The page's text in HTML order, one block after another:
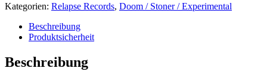
Kategorien: Relapse Records, Doom / Stoner / Experimental
Beschreibung
Produktsicherheit
Beschreibung